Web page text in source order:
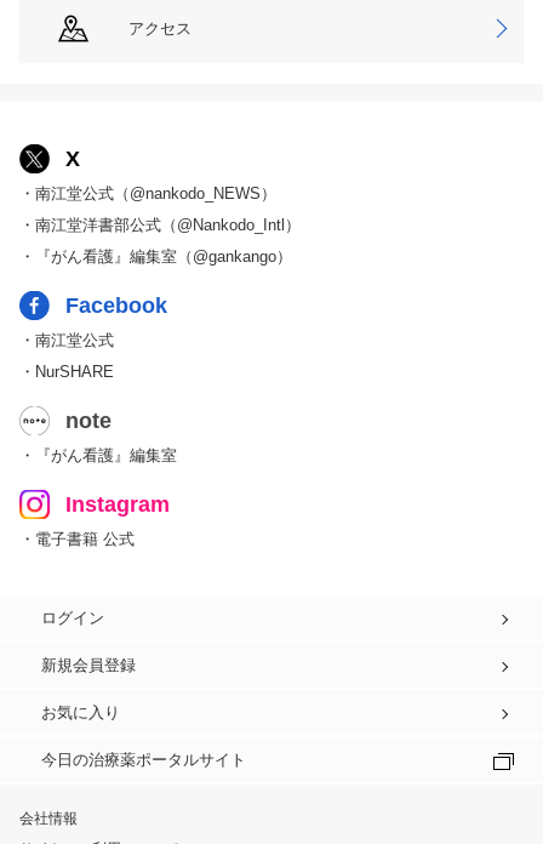
アクセス
X
・南江堂公式（@nankodo_NEWS）
・南江堂洋書部公式（@Nankodo_Intl）
・『がん看護』編集室（@gankango）
Facebook
・南江堂公式
・NurSHARE
note
・『がん看護』編集室
Instagram
・電子書籍 公式
ログイン
新規会員登録
お気に入り
今日の治療薬ポータルサイト
会社情報